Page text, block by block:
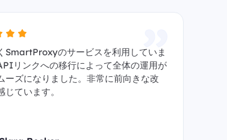
SmartProxyのサービスを利用していま
リンクへの移行によって全体の運用が
ーズになりました。非常に前向きな改
じています。